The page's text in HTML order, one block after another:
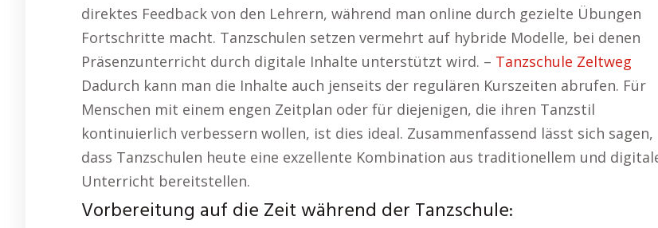
direktes Feedback von den Lehrern, während man online durch gezielte Übungen
Fortschritte macht. Tanzschulen setzen vermehrt auf hybride Modelle, bei denen
Präsenzunterricht durch digitale Inhalte unterstützt wird. – Tanzschule Zeltweg
Dadurch kann man die Inhalte auch jenseits der regulären Kurszeiten abrufen. Für
Menschen mit einem engen Zeitplan oder für diejenigen, die ihren Tanzstil
kontinuierlich verbessern wollen, ist dies ideal. Zusammenfassend lässt sich sagen,
dass Tanzschulen heute eine exzellente Kombination aus traditionellem und
Unterricht bereitstellen.
Vorbereitung auf die Zeit während der Tanzschule: